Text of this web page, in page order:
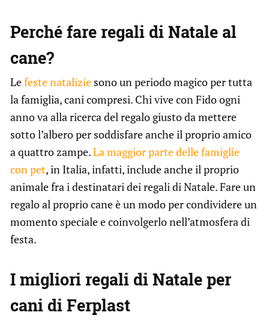
Perché fare regali di Natale al
cane?
Lefeste natalizie sono un periodo magico per tutta
la famiglia, cani compresi. Chi vive con Fido ogni
anno va alla ricerca del regalo giusto da mettere
sotto l’albero per soddisfare anche il proprio amico
a quattro zampe.La maggior parte delle famiglie
con pet, in Italia, infatti, include anche il proprio
animale fra i destinatari dei regali di Natale. Fare un
regalo al proprio cane è un modo per condividere un
momento speciale e coinvolgerlo nell’atmosfera di
festa.
I migliori regali di Natale per
cani di Ferplast